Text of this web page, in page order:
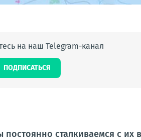
на наш Telegram-канал
ПОДПИСАТЬСЯ
сталкиваемся с